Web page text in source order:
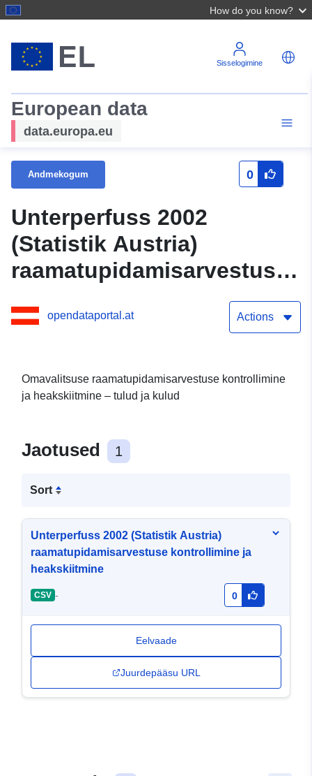
How do you know?
Sisselogimine
European data
data.europa.eu
Andmekogum 0
Unterperfuss 2002
(Statistik Austria)
raamatupidamisarvestuse
heakskiitmine
opendataportal.at Actions
Omavalitsuse raamatupidamisarvestuse kontrollimine
ja heakskiitmine – tulud ja kulud
Jaotused 1
Sort
Unterperfuss 2002 (Statistik Austria)
raamatupidamisarvestuse kontrollimine ja
heakskiitmine
CSV - 0
Eelvaade
Juurdepääsu URL